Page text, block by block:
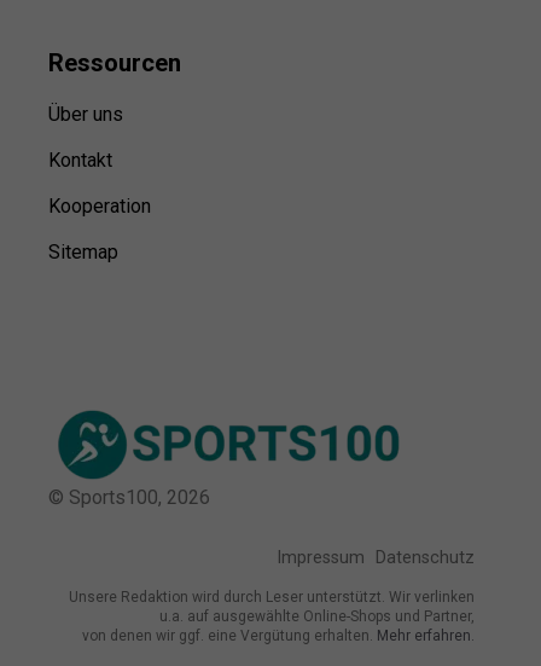
Ressourcen
Über uns
Kontakt
Kooperation
Sitemap
© Sports100, 2026
Impressum Datenschutz
Unsere Redaktion wird durch Leser unterstützt. Wir verlinken
u.a. auf ausgewählte Online-Shops und Partner,
von denen wir ggf. eine Vergütung erhalten. Mehr erfahren.